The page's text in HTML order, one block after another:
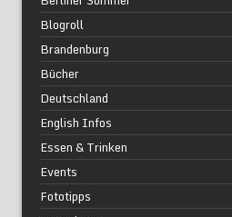
Blogroll
Brandenburg
Bücher
Deutschland
English Infos
Essen & Trinken
Events
Fototipps